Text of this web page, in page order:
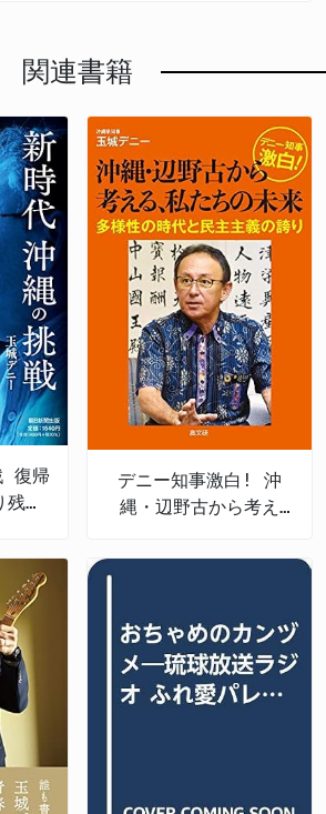
関連書籍
復帰
さ
デニー知事激白! 沖
縄・辺野古から考え